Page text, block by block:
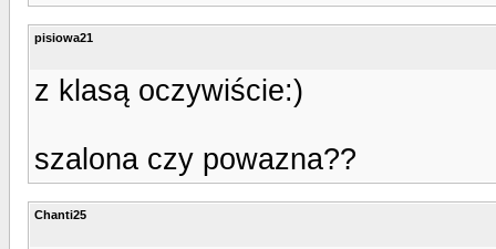
pisiowa21
z klasą oczywiście:)
szalona czy powazna??
Chanti25